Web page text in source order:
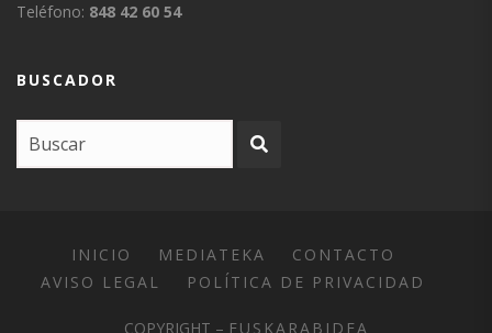
Teléfono: 848 42 60 54
BUSCADOR
INICIO MEDIATEKA
CONTACTO
AVISO LEGAL
POLÍTICA DE PRIVACIDAD
COPYRIGHT – EUSKARABIDEA